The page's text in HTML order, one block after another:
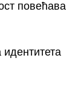
повећава
идентитета